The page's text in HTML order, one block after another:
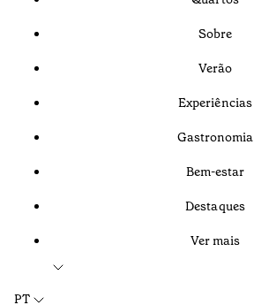
Sobre
Verão
Experiências
Gastronomia
Bem-estar
Destaques
Ver mais
PT